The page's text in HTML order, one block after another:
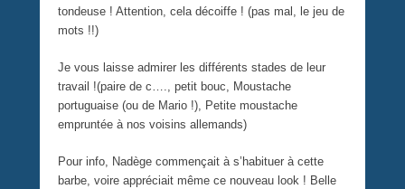
tondeuse ! Attention, cela décoiffe ! (pas mal, le jeu de
mots !!)
Je vous laisse admirer les différents stades de leur
travail !(paire de c…., petit bouc, Moustache
portuguaise (ou de Mario !), Petite moustache
empruntée à nos voisins allemands)
Pour info, Nadège commençait à s’habituer à cette
barbe, voire appréciait même ce nouveau look ! Belle